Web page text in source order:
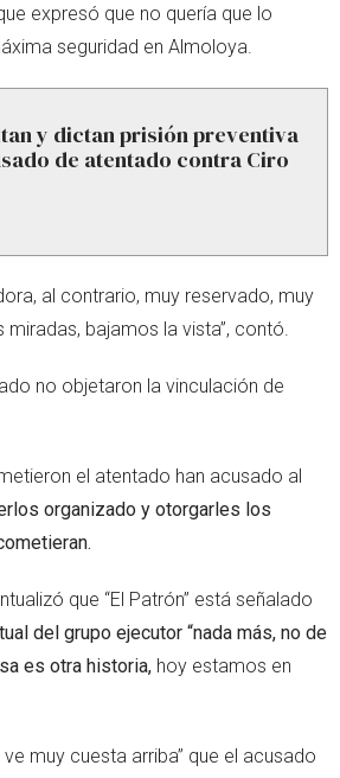
expresó que no quería que lo
seguridad en Almoloya.
y dictan prisión preventiva
de atentado contra Ciro
al contrario, muy reservado, muy
bajamos la vista”, contó.
no objetaron la vinculación de
el atentado han acusado al
organizado y otorgarles los
que “El Patrón” está señalado
del grupo ejecutor “nada más, no de
es otra historia, hoy estamos en
ve muy cuesta arriba” que el acusado